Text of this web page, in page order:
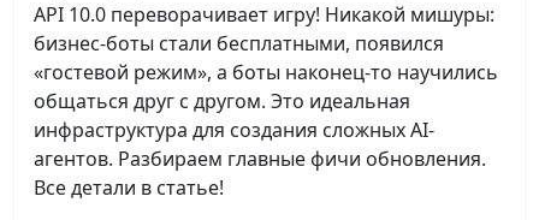
API 10.0 переворачивает игру! Никакой мишуры:
бизнес-боты стали бесплатными, появился
«гостевой режим», а боты наконец-то научились
общаться друг с другом. Это идеальная
инфраструктура для создания сложных AI-
агентов. Разбираем главные фичи обновления.
Все детали в статье!